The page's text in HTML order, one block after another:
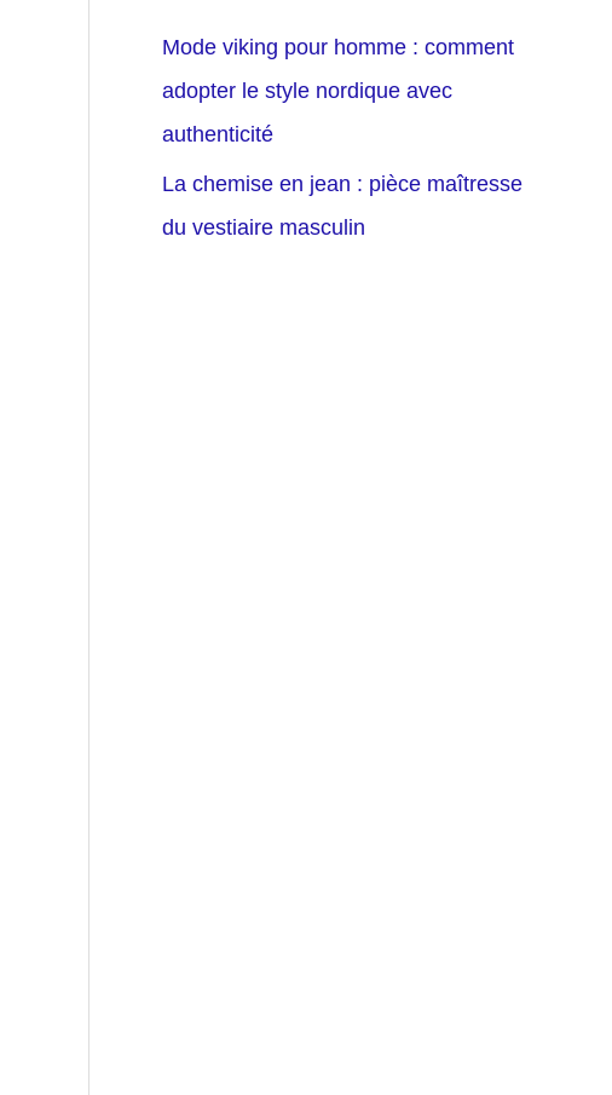
Mode viking pour homme : comment
adopter le style nordique avec
authenticité
La chemise en jean : pièce maîtresse
du vestiaire masculin